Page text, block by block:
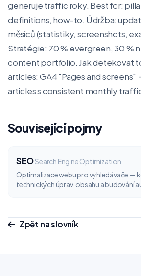
generuje traffic roky. Best for:
definitions, how-to. Údržba:
měsíců (statistiky, screenshots,
Stratégie: 70 % evergreen, 30 %
content portfolio. Jak detekovat
articles: GA4 "Pages and screens"
articles s consistent monthly
Související pojmy
SEOSearch Engine Optimization
Optimalizace webu pro vyhledávače —
technických úprav, obsahu a budování
Zpět na slovník